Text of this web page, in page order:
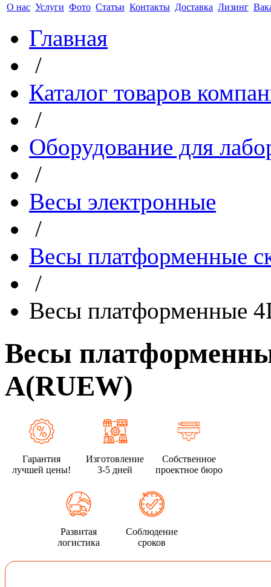
О нас Услуги Фото Статьи Контакты Доставка Лизинг
Главная
/
Каталог товаров
/
Оборудование для
/
Весы электронные
/
Весы платформенные
/
Весы платформенные
Весы
A(RUEW)
Гарантия
лучшей цены!
Изготовление
3-5 дней
Собственное
проектное бюро
Развитая
логистика
Соблюдение
сроков